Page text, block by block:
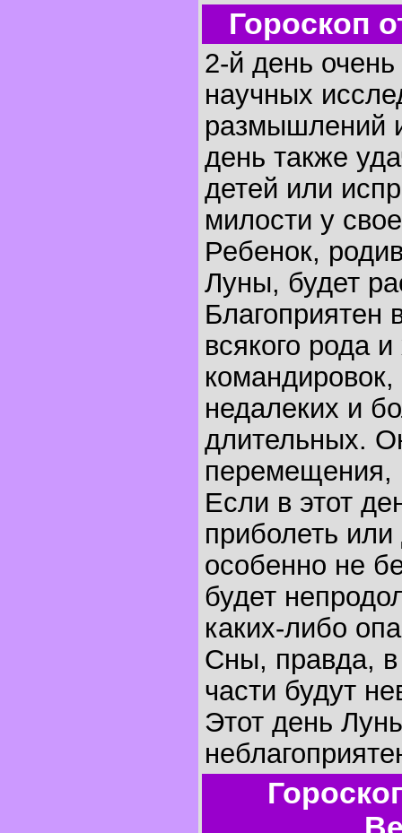
Гороскоп
2-й день
научных
размышлений
день также
детей или
милости у
Ребенок,
Луны, будет
Благоприятен
всякого рода
недалеких и
длительных.
перемещения,
Если в этот
приболеть
особенно не
будет
каких-либо
Сны, правда,
части будут
Этот день